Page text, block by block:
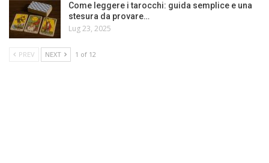
Come leggere i tarocchi: guida semplice e una
stesura da provare…
Lug 23, 2025
PREV NEXT 1 of 12